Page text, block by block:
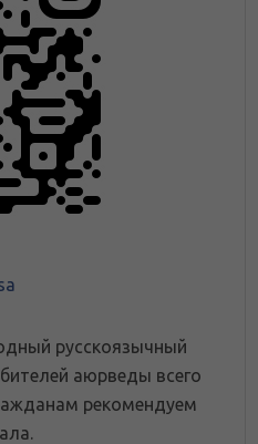
русскоязычный
аюрведы всего
рекомендуем